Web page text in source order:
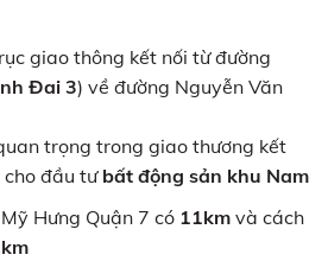
giao thông kết nối từ đường
Đai 3) về đường Nguyễn Văn
trọng trong giao thương kết
đầu tư bất động sản khu Nam
Hưng Quận 7 có 11km và cách